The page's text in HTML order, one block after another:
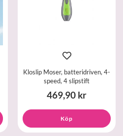
Kloslip Moser, batteridriven, 4-
speed, 4 slipstift
469,90 kr
Köp